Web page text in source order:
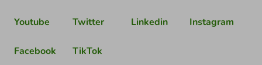
Youtube Twitter Linkedin Instagram
Facebook TikTok